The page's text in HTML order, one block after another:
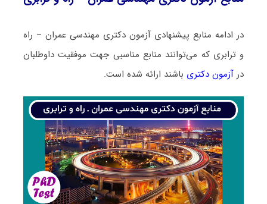
در ادامه منابع پیشنهادی آزمون دکتری مهندسی عمران – راه
و ترابری که می‌توانند منابع مناسبی جهت موفقیت داوطلبان
در آزمون دکتری باشند ارائه شده است.